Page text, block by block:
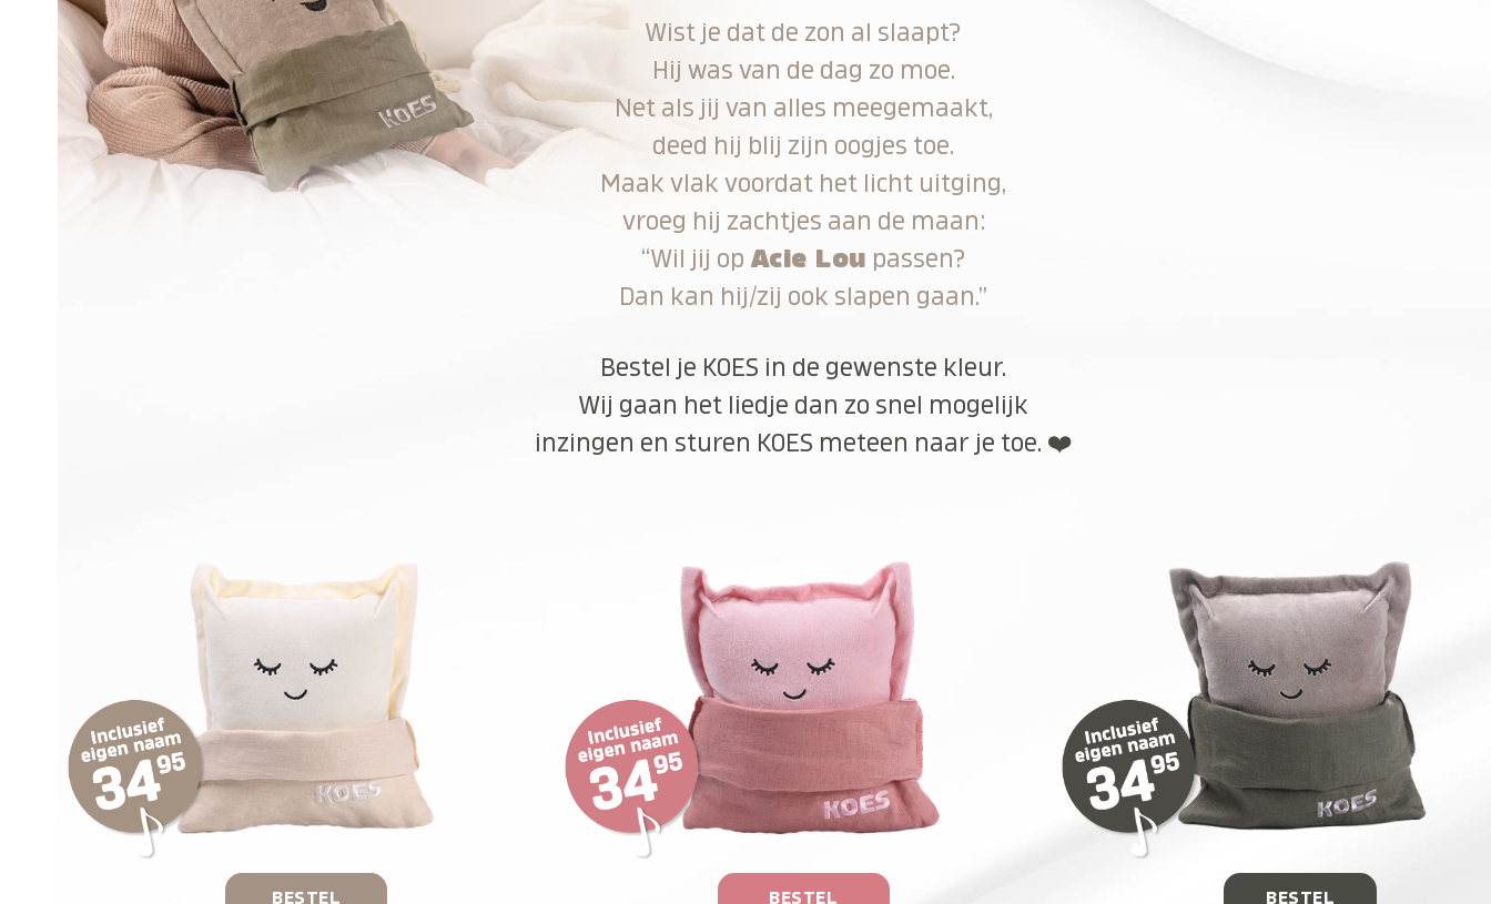
Wist je dat de zon al slaapt?
Hij was van de dag zo moe.
Net als jij van alles meegemaakt,
deed hij blij zijn oogjes toe.
Maak vlak voordat het licht uitging,
vroeg hij zachtjes aan de maan:
“Wil jij op Acie Lou passen?
Dan kan hij/zij ook slapen gaan.”
Bestel je KOES in de gewenste kleur.
Wij gaan het liedje dan zo snel mogelijk
inzingen en sturen KOES meteen naar je toe. ❤️
BESTEL
BESTEL
BESTEL